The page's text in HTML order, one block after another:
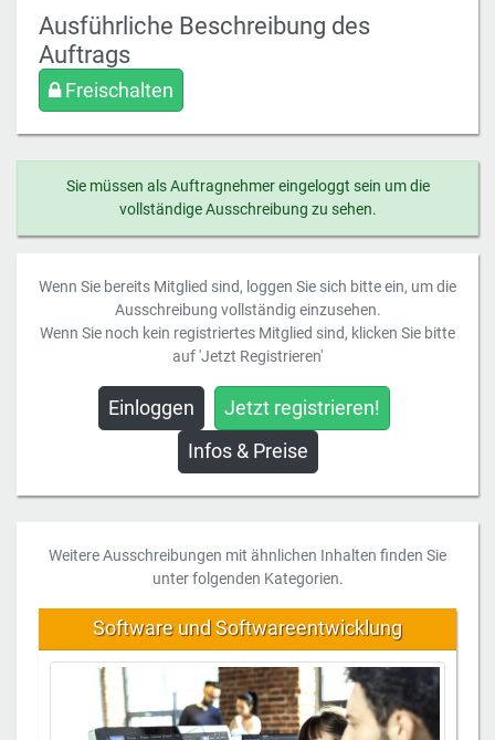
Ausführliche Beschreibung des
Auftrags
Freischalten
Sie müssen als Auftragnehmer eingeloggt sein um die
vollständige Ausschreibung zu sehen.
Wenn Sie bereits Mitglied sind, loggen Sie sich bitte ein, um die
Ausschreibung vollständig einzusehen.
Wenn Sie noch kein registriertes Mitglied sind, klicken Sie bitte
auf 'Jetzt Registrieren'
Einloggen
Jetzt registrieren!
Infos & Preise
Weitere Ausschreibungen mit ähnlichen Inhalten finden Sie
unter folgenden Kategorien.
Software und Softwareentwicklung